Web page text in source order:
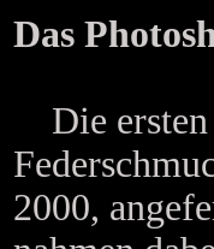
Das
Die ersten
2000,